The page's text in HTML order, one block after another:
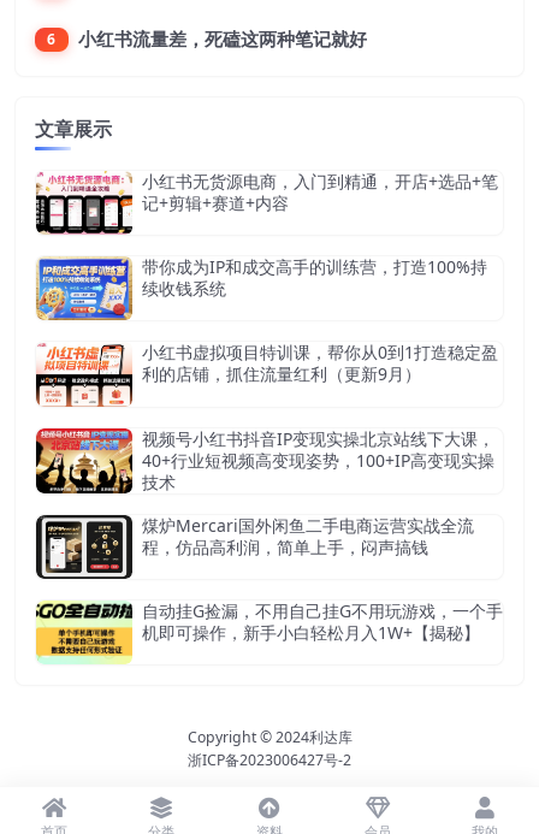
6 小红书流量差，死磕这两种笔记就好
文章展示
小红书无货源电商，入门到精通，开店+选品+笔
记+剪辑+赛道+内容
带你成为IP和成交高手的训练营，打造100%持
续收钱系统
小红书虚拟项目特训课，帮你从0到1打造稳定盈
利的店铺，抓住流量红利（更新9月）
视频号小红书抖音IP变现实操北京站线下大课，
40+行业短视频高变现姿势，100+IP高变现实操
技术
煤炉Mercari国外闲鱼二手电商运营实战全流
程，仿品高利润，简单上手，闷声搞钱
自动挂G捡漏，不用自己挂G不用玩游戏，一个手
机即可操作，新手小白轻松月入1W+【揭秘】
Copyright © 2024利达库
浙ICP备2023006427号-2